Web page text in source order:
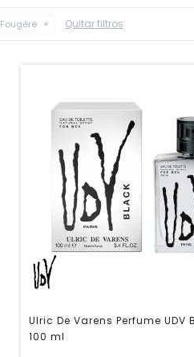
Fougère Quitar filtros
Ulric De Varens Perfume UDV
100 ml